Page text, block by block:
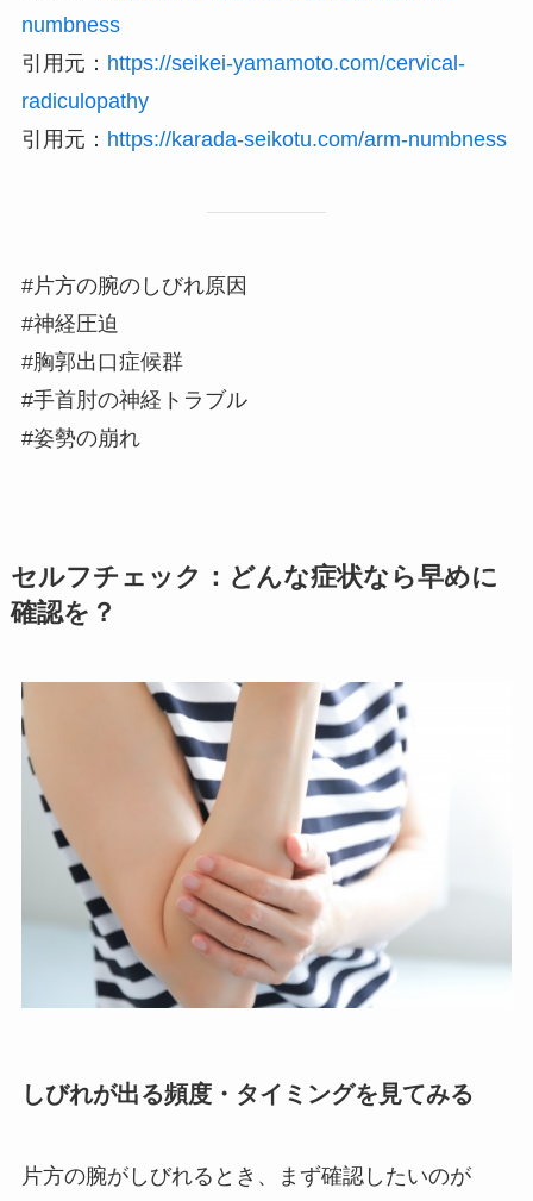
numbness
引用元： https://seikei-yamamoto.com/cervical-
radiculopathy
引用元： https://karada-seikotu.com/arm-numbness
#片方の腕のしびれ原因
#神経圧迫
#胸郭出口症候群
#手首肘の神経トラブル
#姿勢の崩れ
セルフチェック：どんな症状なら早めに
確認を？
しびれが出る頻度・タイミングを見てみる
片方の腕がしびれるとき、まず確認したいのが